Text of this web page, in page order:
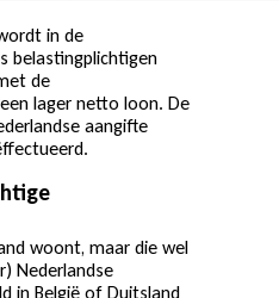
in de
belastingplichtigen
de
lager netto loon. De
aangifte
woont, maar die wel
Nederlandse
in België of Duitsland